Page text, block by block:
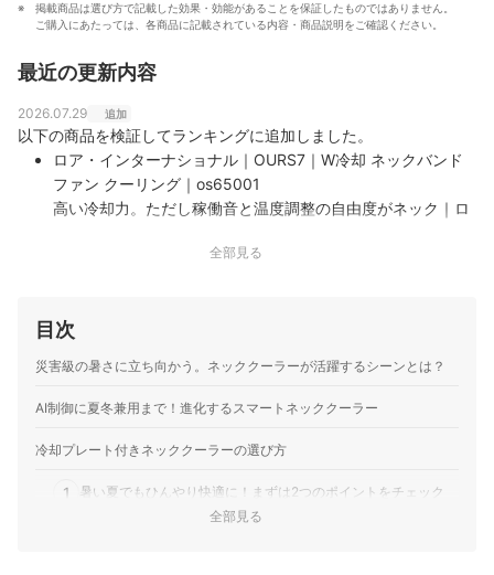
掲載商品は選び方で記載した効果・効能があることを保証したものではありません。
ご購入にあたっては、各商品に記載されている内容・商品説明をご確認ください。
最近の更新内容
2026.07.29 追加
以下の商品を検証してランキングに追加しました。
ロア・インターナショナル｜OURS7｜W冷却 ネックバンド
ファン クーリング｜os65001
高い冷却力。ただし稼働音と温度調整の自由度がネック｜ロ
ン クーリング os65001」は、2025年に発売された首掛け式
髪を巻き込み…
冷却プレートとファンで首元をひんやり。3段階の温度調整
も魅力｜LINKS「氷脈ファン ネッククーラー LOJ-FB18-
クーラーです。 約3秒で冷える冷却プレートとハイパワーな
ると謳っています。冷却…
Troston｜ネッククーラー
全部見る
目次
災害級の暑さに立ち向かう。ネッククーラーが活躍するシーンとは？
AI制御に夏冬兼用まで！進化するスマートネッククーラー
冷却プレート付きネッククーラーの選び方
1 暑い夏でもひんやり快適に！まずは2つのポイントをチェック
全部見る